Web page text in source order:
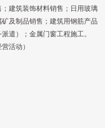
建筑装饰材料销售；日用玻璃
及制品销售；建筑用钢筋产品
遣）；金属门窗工程施工。
活动）